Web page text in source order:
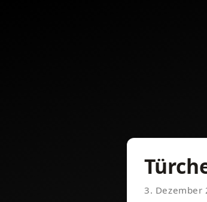
3. Dezember